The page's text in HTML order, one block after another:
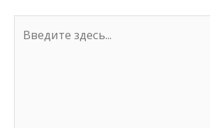
здесь...